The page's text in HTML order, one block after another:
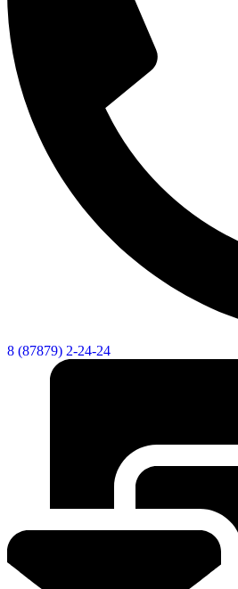
8 (87879) 2-24-24